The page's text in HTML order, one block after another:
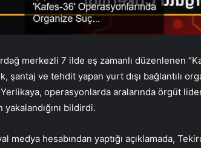
merkezli 7 ilde eş zamanlı düzenlenen
şantaj ve tehdit yapan yurt dışı bağlantılı
operasyonlarda aralarında örgüt
bildirdi.
medya hesabından yaptığı açıklamada,